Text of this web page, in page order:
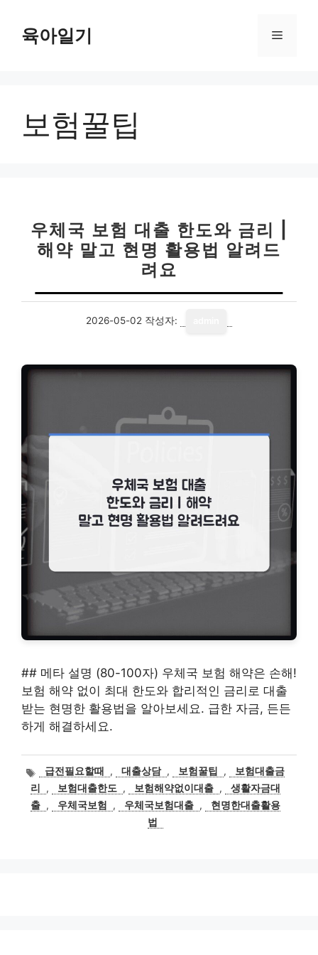
육아일기 메
보험꿀팁
우체국 보험 대출 한도와 금리 |
해약 말고 현명 활용법 알려드
려요
2026-05-02 작성자:
## 메타 설명 (80-100자) 우체국 보험 해약은 손해!
보험 해약 없이 최대 한도와 합리적인 금리로 대출
받는 현명한 활용법을 알아보세요. 급한 자금, 든든
하게 해결하세요.
태
그
급전필요할때 , 대출상담 , 보험꿀팁 ,
보험대출금
리
, 보험대출한도 , 보험해약없이대출 ,
생활자금대
출 , 우체국보험 , 우체국보험대출 ,
현명한대출활용
법